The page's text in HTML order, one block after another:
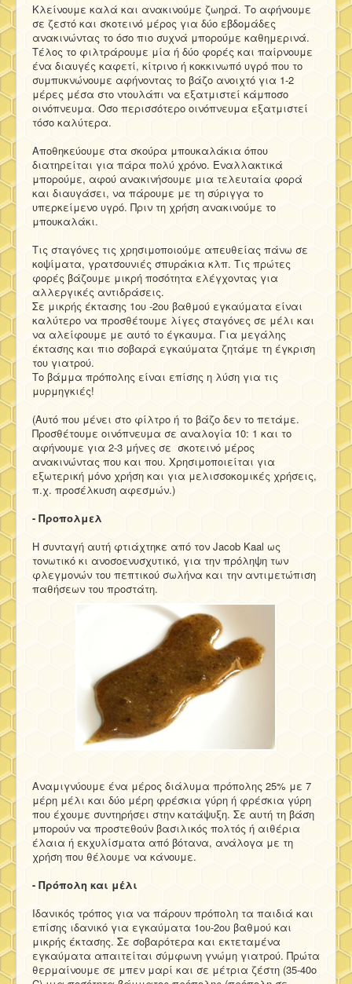
Κλείνουμε καλά και ανακινούμε ζωηρά. Το αφήνουμε
σε ζεστό και σκοτεινό μέρος για δύο εβδομάδες
ανακινώντας το όσο πιο συχνά μπορούμε καθημερινά.
Τέλος το φιλτράρουμε μία ή δύο φορές και παίρνουμε
ένα διαυγές καφετί, κίτρινο ή κοκκινωπό υγρό που το
συμπυκνώνουμε αφήνοντας το βάζο ανοιχτό για 1-2
μέρες μέσα στο ντουλάπι να εξατμιστεί κάμποσο
οινόπνευμα. Όσο περισσότερο οινόπνευμα εξατμιστεί
τόσο καλύτερα.
Αποθηκεύουμε στα σκούρα μπουκαλάκια όπου
διατηρείται για πάρα πολύ χρόνο. Εναλλακτικά
μπορούμε, αφού ανακινήσουμε μια τελευταία φορά
και διαυγάσει, να πάρουμε με τη σύριγγα το
υπερκείμενο υγρό. Πριν τη χρήση ανακινούμε το
μπουκαλάκι.
Τις σταγόνες τις χρησιμοποιούμε απευθείας πάνω σε
κοψίματα, γρατσουνιές σπυράκια κλπ. Τις πρώτες
φορές βάζουμε μικρή ποσότητα ελέγχοντας για
αλλεργικές αντιδράσεις.
Σε μικρής έκτασης 1ου -2ου βαθμού εγκαύματα είναι
καλύτερο να προσθέτουμε λίγες σταγόνες σε μέλι και
να αλείφουμε με αυτό το έγκαυμα. Για μεγάλης
έκτασης και πιο σοβαρά εγκαύματα ζητάμε τη έγκριση
του γιατρού.
Το βάμμα πρόπολης είναι επίσης η λύση για τις
μυρμηγκιές!
(Αυτό που μένει στο φίλτρο ή το βάζο δεν το πετάμε.
Προσθέτουμε οινόπνευμα σε αναλογία 10: 1 και το
αφήνουμε για 2-3 μήνες σε σκοτεινό μέρος
ανακινώντας που και που. Χρησιμοποιείται για
εξωτερική μόνο χρήση και για μελισσοκομικές χρήσεις,
π.χ. προσέλκυση αφεσμών.)
- Προπολμελ
H συνταγή αυτή φτιάχτηκε από τον Jacob Kaal ως
τονωτικό κι ανοσοενυσχυτικό, για την πρόληψη των
φλεγμονών του πεπτικού σωλήνα και την αντιμετώπιση
παθήσεων του προστάτη.
Αναμιγνύουμε ένα μέρος διάλυμα πρόπολης 25% με 7
μέρη μέλι και δύο μέρη φρέσκια γύρη ή φρέσκια γύρη
που έχουμε συντηρήσει στην κατάψυξη. Σε αυτή τη βάση
μπορούν να προστεθούν βασιλικός πολτός ή αιθέρια
έλαια ή εκχυλίσματα από βότανα, ανάλογα με τη
χρήση που θέλουμε να κάνουμε.
- Πρόπολη και μέλι
Ιδανικός τρόπος για να πάρουν πρόπολη τα παιδιά και
επίσης ιδανικό για εγκαύματα 1ου-2ου βαθμού και
μικρής έκτασης. Σε σοβαρότερα και εκτεταμένα
εγκαύματα απαιτείται σύμφωνη γνώμη γιατρού. Πρώτα
θερμαίνουμε σε μπεν μαρί και σε μέτρια ζέστη (35-40ο